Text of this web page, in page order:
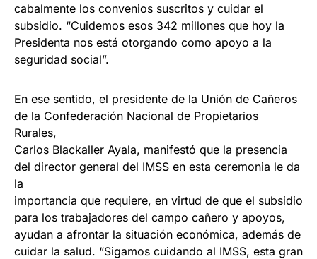
cabalmente los convenios suscritos y cuidar el
subsidio. “Cuidemos esos 342 millones que hoy la
Presidenta nos está otorgando como apoyo a la
seguridad social”.
En ese sentido, el presidente de la Unión de Cañeros
de la Confederación Nacional de Propietarios
Rurales,
Carlos Blackaller Ayala, manifestó que la presencia
del director general del IMSS en esta ceremonia le da
la
importancia que requiere, en virtud de que el subsidio
para los trabajadores del campo cañero y apoyos,
ayudan a afrontar la situación económica, además de
cuidar la salud. “Sigamos cuidando al IMSS, esta gran